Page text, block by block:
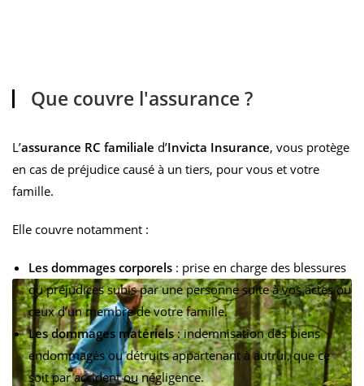
Que couvre l'assurance ?
L’assurance RC familiale d’Invicta Insurance, vous protège
en cas de préjudice causé à un tiers, pour vous et votre
famille.
Elle couvre notamment :
Les dommages corporels : prise en charge des blessures
ou préjudices subis par une personne suite à vos actes ou
ceux d’un membre de votre famille.
Les dommages matériels: indemnisation des biens
endommagés ou détruits appartenant à autrui, que ce
soit par accident ou négligence.